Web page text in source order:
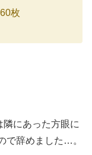
枚
にあった方眼に
で辞めました…。